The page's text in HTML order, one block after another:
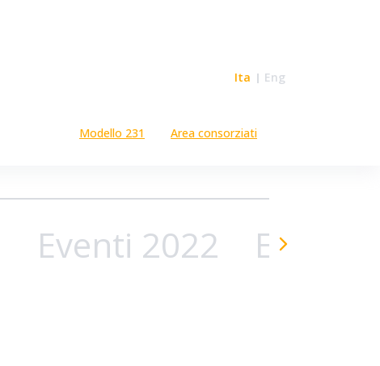
Ita Eng
Modello 231 Area consorziati
Eventi 2022 Eventi